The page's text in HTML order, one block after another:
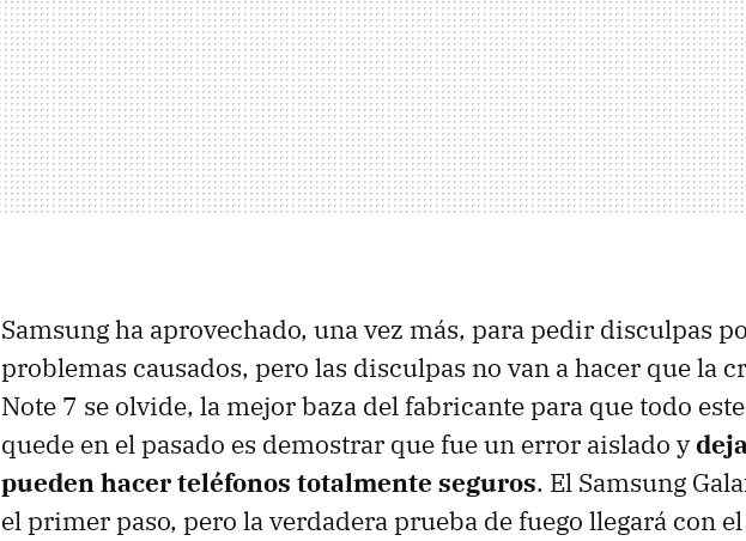
Samsung ha aprovechado, una vez más, para pedir disculpas
problemas causados, pero las disculpas no van a hacer que la
Note 7 se olvide, la mejor baza del fabricante para que todo
quede en el pasado es demostrar que fue un error aislado y
pueden hacer teléfonos totalmente seguros. El Samsung
el primer paso, pero la verdadera prueba de fuego llegará con el